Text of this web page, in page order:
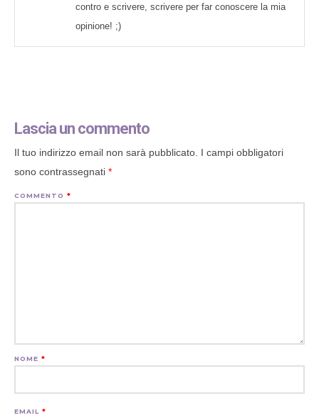
contro e scrivere, scrivere per far conoscere la mia
opinione! ;)
Lascia un commento
Il tuo indirizzo email non sarà pubblicato. I campi obbligatori
sono contrassegnati *
COMMENTO *
NOME *
EMAIL *